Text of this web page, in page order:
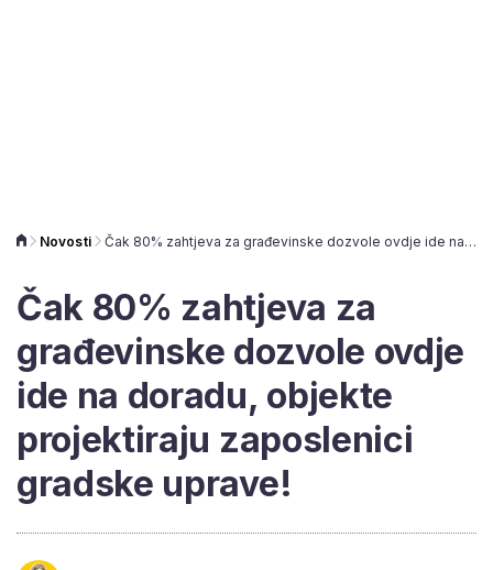
Novosti Čak 80% zahtjeva za građevinske dozvole ovdje ide na doradu, objekte projektiraju zaposlenici gradske uprave!
Čak 80% zahtjeva za
građevinske dozvole ovdje
ide na doradu, objekte
projektiraju zaposlenici
gradske uprave!